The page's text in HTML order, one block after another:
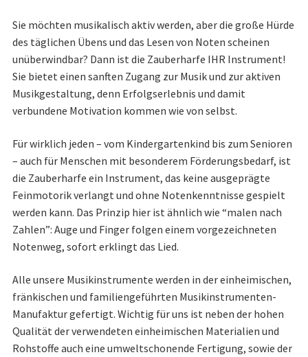
Sie möchten musikalisch aktiv werden, aber die große Hürde
des täglichen Übens und das Lesen von Noten scheinen
unüberwindbar? Dann ist die Zauberharfe IHR Instrument!
Sie bietet einen sanften Zugang zur Musik und zur aktiven
Musikgestaltung, denn Erfolgserlebnis und damit
verbundene Motivation kommen wie von selbst.
Für wirklich jeden – vom Kindergartenkind bis zum Senioren
– auch für Menschen mit besonderem Förderungsbedarf, ist
die Zauberharfe ein Instrument, das keine ausgeprägte
Feinmotorik verlangt und ohne Notenkenntnisse gespielt
werden kann. Das Prinzip hier ist ähnlich wie “malen nach
Zahlen”: Auge und Finger folgen einem vorgezeichneten
Notenweg, sofort erklingt das Lied.
Alle unsere Musikinstrumente werden in der einheimischen,
fränkischen und familiengeführten Musikinstrumenten-
Manufaktur gefertigt. Wichtig für uns ist neben der hohen
Qualität der verwendeten einheimischen Materialien und
Rohstoffe auch eine umweltschonende Fertigung, sowie der